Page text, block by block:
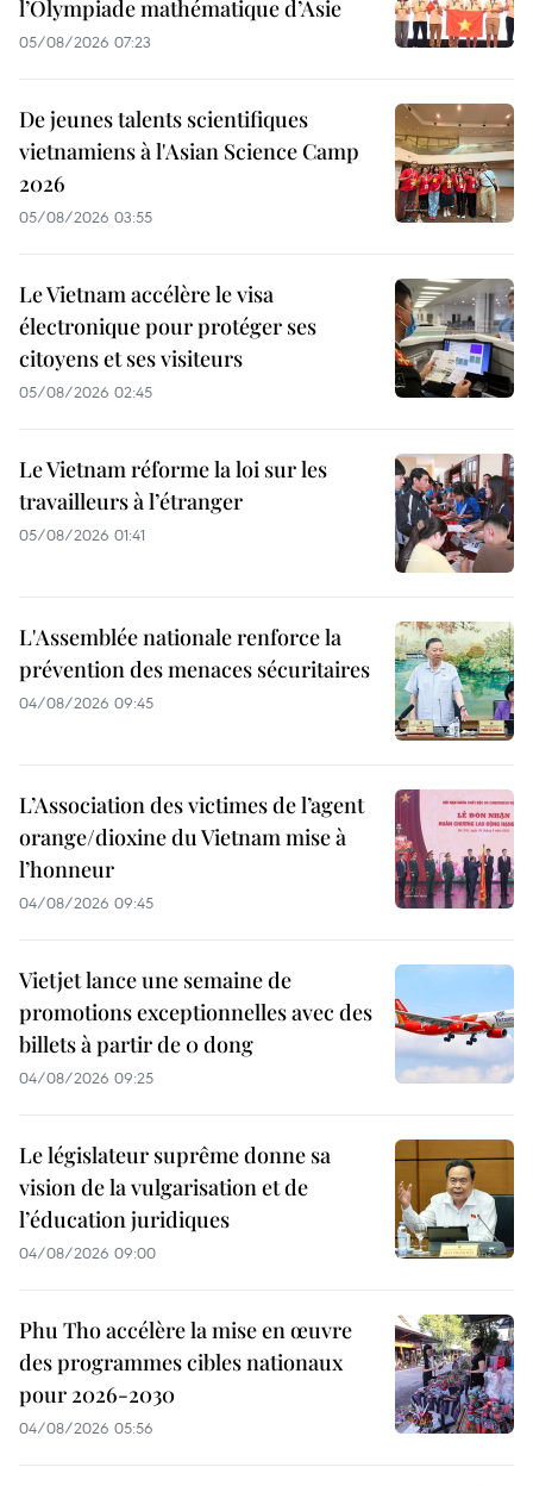
l’Olympiade mathématique d’Asie
05/08/2026 07:23
De jeunes talents scientifiques
vietnamiens à l'Asian Science Camp
2026
05/08/2026 03:55
Le Vietnam accélère le visa
électronique pour protéger ses
citoyens et ses visiteurs
05/08/2026 02:45
Le Vietnam réforme la loi sur les
travailleurs à l’étranger
05/08/2026 01:41
L'Assemblée nationale renforce la
prévention des menaces sécuritaires
04/08/2026 09:45
L’Association des victimes de l’agent
orange/dioxine du Vietnam mise à
l’honneur
04/08/2026 09:45
Vietjet lance une semaine de
promotions exceptionnelles avec des
billets à partir de 0 dong
04/08/2026 09:25
Le législateur suprême donne sa
vision de la vulgarisation et de
l’éducation juridiques
04/08/2026 09:00
Phu Tho accélère la mise en œuvre
des programmes cibles nationaux
pour 2026-2030
04/08/2026 05:56